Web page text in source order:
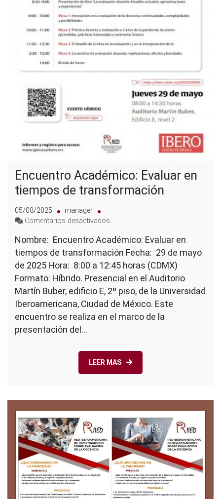
Encuentro Académico: Evaluar en
tiempos de transformación
05/08/2025
manager
Comentarios desactivados
Académico:
Evaluar
en
de
transformación
Nombre: Encuentro Académico: Evaluar en
tiempos de transformación Fecha: 29 de mayo
de 2025 Hora: 8:00 a 12:45 horas (CDMX)
Formato: Híbrido. Presencial en el Auditorio
Martín Buber, edificio E, 2º piso, de la Universidad
Iberoamericana, Ciudad de México. Este
encuentro se realiza en el marco de la
presentación del…
LEER MAS